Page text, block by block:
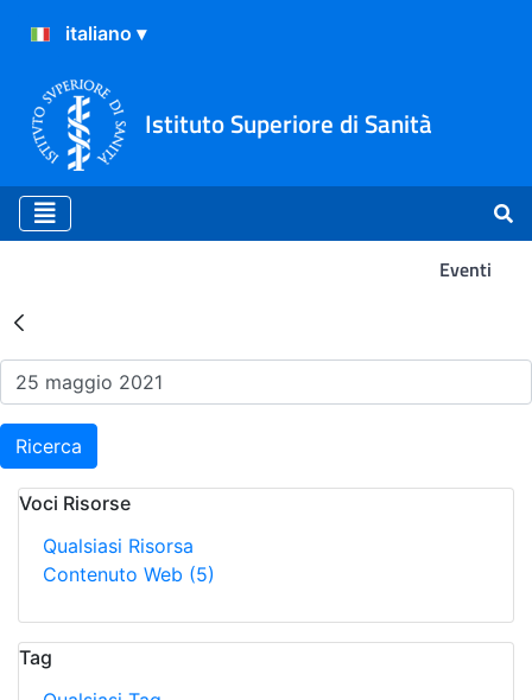
Istituto Superiore di Sanità
Eventi
Risultati della Ricerca -
Ricerca
Voci Risorse
Qualsiasi Risorsa
Contenuto Web (5)
Tag